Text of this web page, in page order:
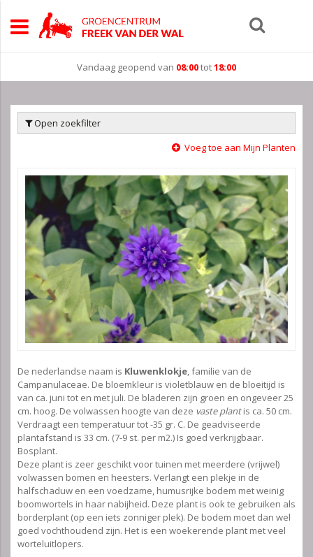
Vandaag geopend van 08:00tot18:00
Open zoekfilter
Voeg toe aan Mijn Planten
De nederlandse naam is Kluwenklokje, familie van de
Campanulaceae. De bloemkleur is violetblauw en de bloeitijd is
van ca. juni tot en met juli. De bladeren zijn groen en ongeveer 25
cm. hoog. De volwassen hoogte van deze vaste plantis ca. 50 cm.
Verdraagt een temperatuur tot -35 gr. C. De geadviseerde
plantafstand is 33 cm. (7-9 st. per m2.) Is goed verkrijgbaar.
Bosplant.
Deze plant is zeer geschikt voor tuinen met meerdere (vrijwel)
volwassen bomen en heesters. Verlangt een plekje in de
halfschaduw en een voedzame, humusrijke bodem met weinig
boomwortels in haar nabijheid. Deze plant is ook te gebruiken als
borderplant (op een iets zonniger plek). De bodem moet dan wel
goed vochthoudend zijn. Het is een woekerende plant met veel
worteluitlopers.